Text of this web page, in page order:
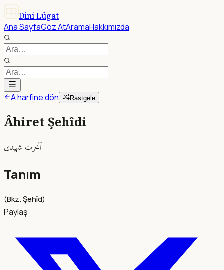
Dini Lügat
Ana SayfaGöz AtAramaHakkımızda
A harfine dön Rastgele
Âhiret Şehîdi
آخرت شهيدى
Tanım
(Bkz. Şehîd)
Paylaş